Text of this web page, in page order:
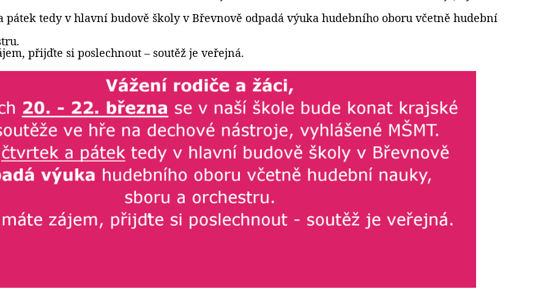
pátek tedy v hlavní budově školy v Břevnově odpadá výuka hudebního oboru včetně hudební
přijďte si poslechnout – soutěž je veřejná.